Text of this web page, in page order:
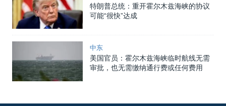
特朗普总统：重开霍尔木兹海峡的协议
可能“很快”达成
中东
美国官员：霍尔木兹海峡临时航线无需
审批，也无需缴纳通行费或任何费用